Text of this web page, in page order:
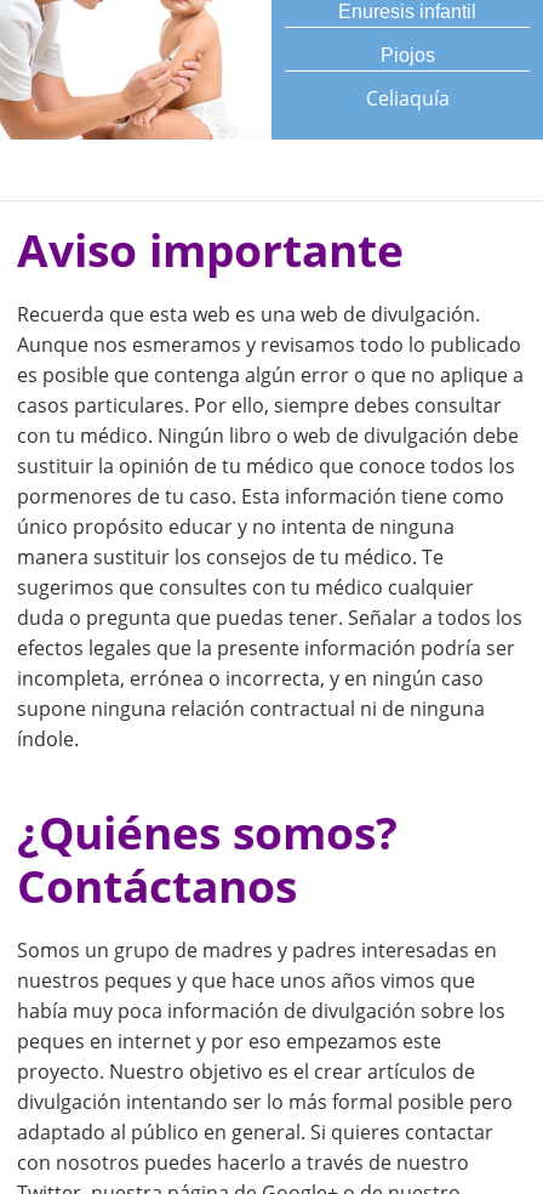
Enuresis infantil
Piojos
Celiaquía
Aviso importante
Recuerda que esta web es una web de divulgación.
Aunque nos esmeramos y revisamos todo lo publicado
es posible que contenga algún error o que no aplique a
casos particulares. Por ello, siempre debes consultar
con tu médico. Ningún libro o web de divulgación debe
sustituir la opinión de tu médico que conoce todos los
pormenores de tu caso. Esta información tiene como
único propósito educar y no intenta de ninguna
manera sustituir los consejos de tu médico. Te
sugerimos que consultes con tu médico cualquier
duda o pregunta que puedas tener. Señalar a todos los
efectos legales que la presente información podría ser
incompleta, errónea o incorrecta, y en ningún caso
supone ninguna relación contractual ni de ninguna
índole.
¿Quiénes somos?
Contáctanos
Somos un grupo de madres y padres interesadas en
nuestros peques y que hace unos años vimos que
había muy poca información de divulgación sobre los
peques en internet y por eso empezamos este
proyecto. Nuestro objetivo es el crear artículos de
divulgación intentando ser lo más formal posible pero
adaptado al público en general. Si quieres contactar
con nosotros puedes hacerlo a través de nuestro